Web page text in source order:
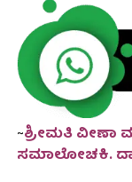
~ಶ್ರೀಮತಿ ವೀಣಾ
ಸಮಾಲೋಚಕಿ.